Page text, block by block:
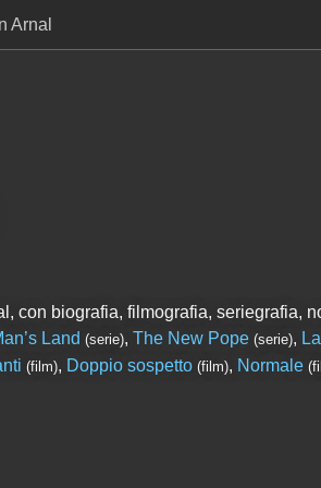
Arnal
con biografia, filmografia, seriegrafia,
Land (serie), The New Pope (serie),
(film), Doppio sospetto (film), Normale